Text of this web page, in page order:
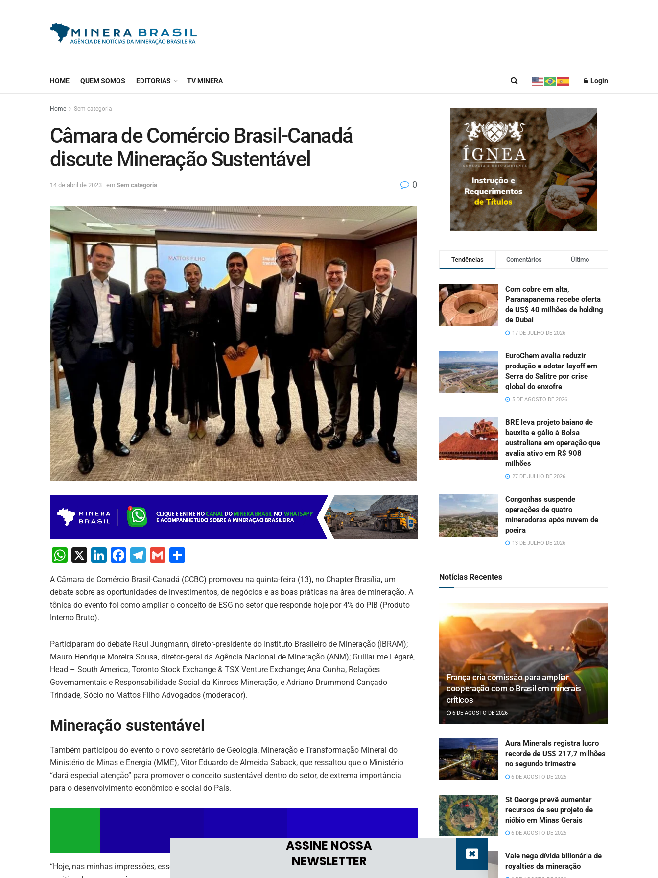
HOME QUEM SOMOS EDITORIAS TV MINERA Login
Home Sem categoria
Câmara de Comércio Brasil-Canadá
discute Mineração Sustentável
14 de abril de 2023 em Sem categoria 0
W
at
s
A
p
X
Li
k
e
F
c
e
o
k
T
e
gr
G
ai
l
ar
e
A Câmara de Comércio Brasil-Canadá (CCBC) promoveu na quinta-feira (13), no Chapter Brasília, um
debate sobre as oportunidades de investimentos, de negócios e as boas práticas na área de mineração. A
tônica do evento foi como ampliar o conceito de ESG no setor que responde hoje por 4% do PIB (Produto
Interno Bruto).
Participaram do debate Raul Jungmann, diretor-presidente do Instituto Brasileiro de Mineração (IBRAM);
Mauro Henrique Moreira Sousa, diretor-geral da Agência Nacional de Mineração (ANM); Guillaume Légaré,
Head – South America, Toronto Stock Exchange & TSX Venture Exchange; Ana Cunha, Relações
Governamentais e Responsabilidade Social da Kinross Mineração, e Adriano Drummond Cançado
Trindade, Sócio no Mattos Filho Advogados (moderador).
Mineração sustentável
Também participou do evento o novo secretário de Geologia, Mineração e Transformação Mineral do
Ministério de Minas e Energia (MME), Vitor Eduardo de Almeida Saback, que ressaltou que o Ministério
“dará especial atenção” para promover o conceito sustentável dentro do setor, de extrema importância
para o desenvolvimento econômico e social do País.
“Hoje, nas minhas impressões, esse é um setor injustiçado, porque tem um saldo ambiental líquido
Tendências Comentários Último
Com cobre em alta,
Paranapanema recebe oferta
de US$ 40 milhões de holding
de Dubai
17 DE JULHO DE 2026
EuroChem avalia reduzir
produção e adotar layoff em
Serra do Salitre por crise
global do enxofre
5 DE AGOSTO DE 2026
BRE leva projeto baiano de
bauxita e gálio à Bolsa
australiana em operação que
avalia ativo em R$ 908
milhões
27 DE JULHO DE 2026
Congonhas suspende
operações de quatro
mineradoras após nuvem de
poeira
13 DE JULHO DE 2026
Notícias Recentes
França cria comissão para ampliar
cooperação com o Brasil em minerais
críticos
6 DE AGOSTO DE 2026
Aura Minerals registra lucro
recorde de US$ 217,7 milhões
no segundo trimestre
6 DE AGOSTO DE 2026
St George prevê aumentar
recursos de seu projeto de
nióbio em Minas Gerais
6 DE AGOSTO DE 2026
Vale nega dívida bilionária de
royalties da mineração
ASSINE NOSSA
NEWSLETTER